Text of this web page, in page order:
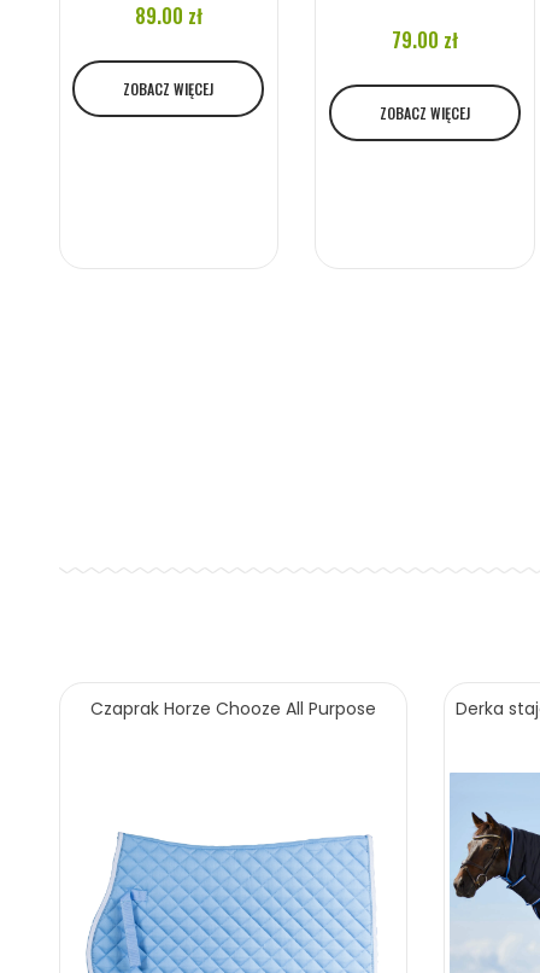
89.00 zł
ZOBACZ WIĘCEJ
79.00 zł
ZOBACZ WIĘCEJ
Czaprak Horze Chooze All Purpose Derka